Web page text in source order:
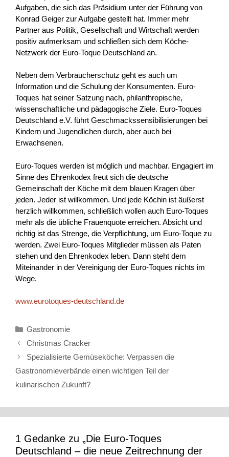
Aufgaben, die sich das Präsidium unter der Führung von
Konrad Geiger zur Aufgabe gestellt hat. Immer mehr
Partner aus Politik, Gesellschaft und Wirtschaft werden
positiv aufmerksam und schließen sich dem Köche-
Netzwerk der Euro-Toque Deutschland an.
Neben dem Verbraucherschutz geht es auch um
Information und die Schulung der Konsumenten. Euro-
Toques hat seiner Satzung nach, philanthropische,
wissenschaftliche und pädagogische Ziele. Euro-Toques
Deutschland e.V. führt Geschmackssensibilisierungen bei
Kindern und Jugendlichen durch, aber auch bei
Erwachsenen.
Euro-Toques werden ist möglich und machbar. Engagiert im
Sinne des Ehrenkodex freut sich die deutsche
Gemeinschaft der Köche mit dem blauen Kragen über
jeden. Jeder ist willkommen. Und jede Köchin ist äußerst
herzlich willkommen, schließlich wollen auch Euro-Toques
mehr als die übliche Frauenquote erreichen. Absicht und
richtig ist das Strenge, die Verpflichtung, um Euro-Toque zu
werden. Zwei Euro-Toques Mitglieder müssen als Paten
stehen und den Ehrenkodex leben. Dann steht dem
Miteinander in der Vereinigung der Euro-Toques nichts im
Wege.
www.eurotoques-deutschland.de
Kategorien
Gastronomie
Christmas Cracker
Spezialisierte Gemüseköche: Verpassen die
Gastronomieverbände einen wichtigen Teil der
kulinarischen Zukunft?
1 Gedanke zu „Die Euro-Toques
Deutschland – die neue Zeitrechnung der